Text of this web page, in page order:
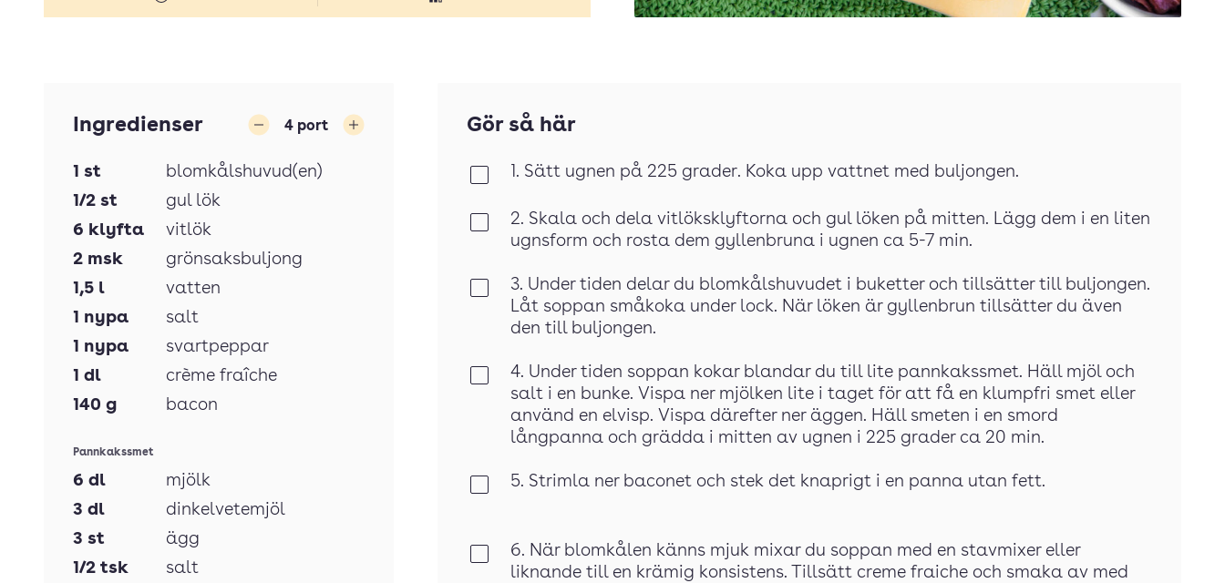
Ingredienser 4 port
1 st
blomkålshuvud(en)
1/2 st
gul lök
6 klyfta
vitlök
2 msk
grönsaksbuljong
1,5 l
vatten
1 nypa
salt
1 nypa
svartpeppar
1 dl
crème fraîche
140 g bacon
Pannkakssmet
6 dl
mjölk
3 dl
dinkelvetemjöl
3 st
ägg
1/2 tsk
salt
Gör så här
1. Sätt ugnen på 225 grader. Koka upp vattnet med buljongen.
2. Skala och dela vitlöksklyftorna och gul löken på mitten. Lägg dem i en liten
ugnsform och rosta dem gyllenbruna i ugnen ca 5-7 min.
3. Under tiden delar du blomkålshuvudet i buketter och tillsätter till buljongen.
Låt soppan småkoka under lock. När löken är gyllenbrun tillsätter du även
den till buljongen.
4. Under tiden soppan kokar blandar du till lite pannkakssmet. Häll mjöl och
salt i en bunke. Vispa ner mjölken lite i taget för att få en klumpfri smet eller
använd en elvisp. Vispa därefter ner äggen. Häll smeten i en smord
långpanna och grädda i mitten av ugnen i 225 grader ca 20 min.
5. Strimla ner baconet och stek det knaprigt i en panna utan fett.
6. När blomkålen känns mjuk mixar du soppan med en stavmixer eller
liknande till en krämig konsistens. Tillsätt creme fraiche och smaka av med